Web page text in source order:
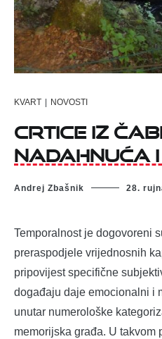
KVART | NOVOSTI
Crtice iz
nadahnuća
Andrej Zbašnik 28.
Temporalnost je dogovoreni
preraspodjele vrijednosnih
pripovijest specifične
događaju daje emocionalni i
unutar numerološke
memorijska građa. U takvom